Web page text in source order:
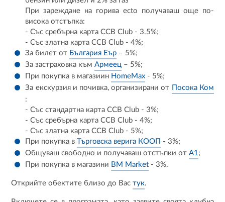
При зареждане на горива ecto получаваш още по-
висока отстъпка:
- Със сребърна карта CCB Club - 3.5%;
- Със златна карта CCB Club - 4%;
За билет от България Еър – 5%;
За застраховка къмАрмеец – 5%;
При покупка в магазиин HomeMax - 5%;
За екскурзия и почивка, организирани от Посока Ком
:
- Със стандартна карта CCB Club - 3%;
- Със сребърна карта CCB Club - 4%;
- Със златна карта CCB Club - 5%;
При покупка вТърговска верига КООП - 3%;
Общуваш свободно и получаваш отстъпки отА1;
При покупка в магазини BM Market - 3%.
Открийте обектите близо до Вастук.